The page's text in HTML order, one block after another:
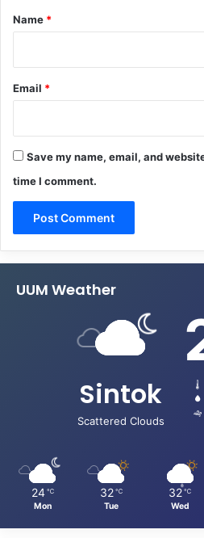
*
Name *
Email *
Save my name, email, and
time I comment.
UUM Weather
Sintok
Scattered Clouds
24 ℃
Mon
32 ℃
Tue
32 ℃
Wed